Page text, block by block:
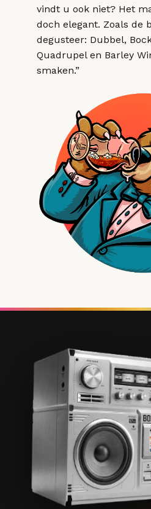
vindt u ook niet? Het
doch elegant. Zoals de
degusteer: Dubbel,
Quadrupel en Barley
smaken.”